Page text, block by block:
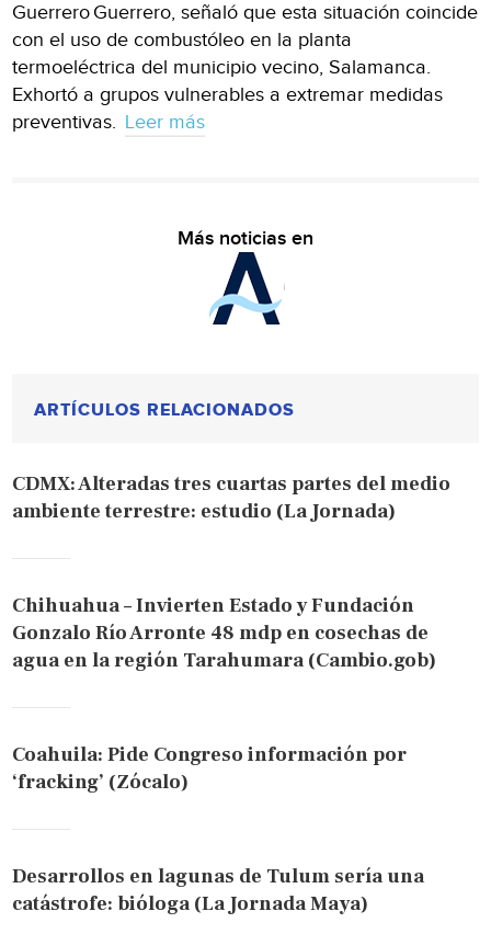
Guerrero Guerrero, señaló que esta situación coincide
con el uso de combustóleo en la planta
termoeléctrica del municipio vecino, Salamanca.
Exhortó a grupos vulnerables a extremar medidas
preventivas. Leer más
Más noticias en
ARTÍCULOS RELACIONADOS
CDMX: Alteradas tres cuartas partes del medio
ambiente terrestre: estudio (La Jornada)
Chihuahua – Invierten Estado y Fundación
Gonzalo Río Arronte 48 mdp en cosechas de
agua en la región Tarahumara (Cambio.gob)
Coahuila: Pide Congreso información por
‘fracking’ (Zócalo)
Desarrollos en lagunas de Tulum sería una
catástrofe: bióloga (La Jornada Maya)